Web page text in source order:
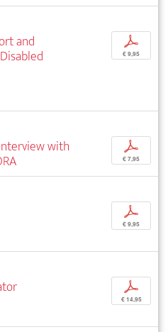
and
p
€ 9,95
with
p
€ 7,95
p
€ 9,95
p
€ 14,95